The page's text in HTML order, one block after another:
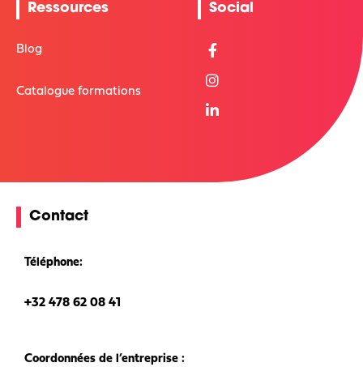
Ressources
Blog
Catalogue formations
Social
Contact
Téléphone:
+32 478 62 08 41
Coordonnées de l’entreprise :